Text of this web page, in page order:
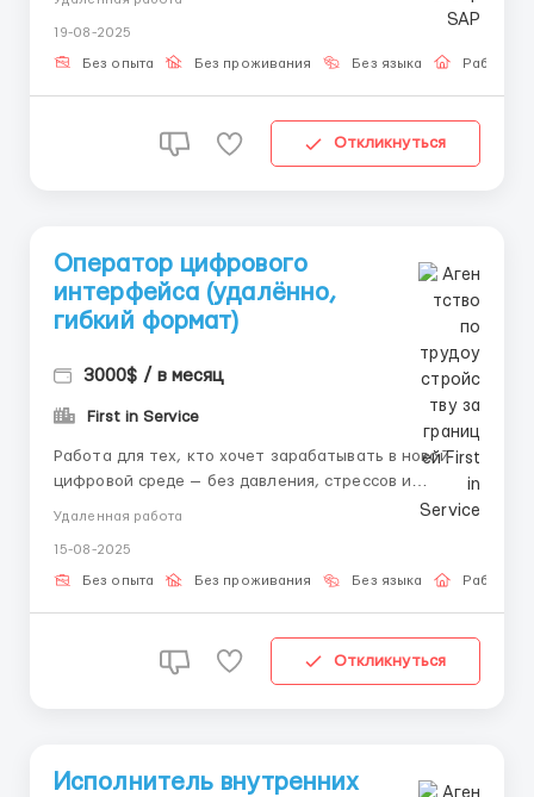
пару дней — и вы сможете приступить к стабильной
удалённой занятости без звонков и продаж. 📌 Что
делать: – Авторизоваться в системе – Р...
19-08-2025
Без опыта Без проживания Без языка Работа
Откликнуться
Оператор цифрового
интерфейса (удалённо,
гибкий формат)
3000$ / в месяц
First in Service
Работа для тех, кто хочет зарабатывать в новой
цифровой среде — без давления, стрессов и
постоянных звонков. Всё, что требуется —
инструкции. 📌 Задачи: – Подключение по
персональному ключу – Выполнение задач вручную
Удаленная работа
15-08-2025
Без опыта Без проживания Без языка Работа
Откликнуться
Исполнитель внутренних